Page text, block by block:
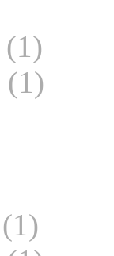
(1)
(1)
(1)